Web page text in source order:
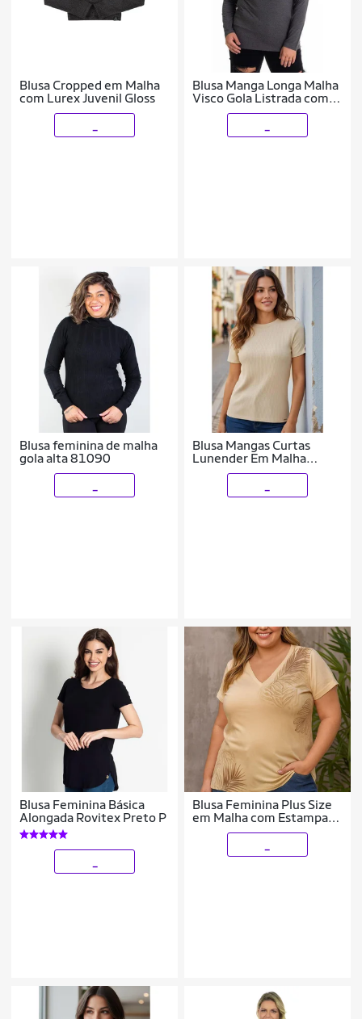
Blusa Cropped em Malha
com Lurex Juvenil Gloss
Blusa Manga Longa Malha
Visco Gola Listrada com
Detalhe e Aplique de Flor
Blusa feminina de malha
gola alta 81090
Blusa Mangas Curtas
Lunender Em Malha
Canelada
Blusa Feminina Básica
Alongada Rovitex Preto P
Blusa Feminina Plus Size
em Malha com Estampa
de Folhagens – Decote V